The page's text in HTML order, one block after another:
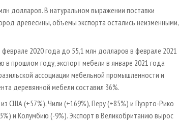
долларов. В натуральном выражении поставки
древесины, объемы экспорта остались неизменными,
2020 года до 55,1 млн долларов в феврале 2021
прошлом году, экспорт мебели в январе 2021 года
ассоциации мебельной промышленности и
деревянной мебели составил 36%.
США (+57%), Чили (+169%), Перу (+85%) и Пуэрто-Рико
и Колумбию (-9%). Экспорт в Великобританию вырос